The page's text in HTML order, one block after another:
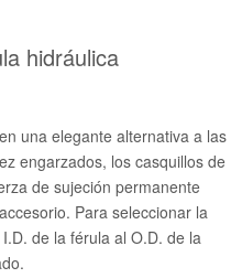
hidráulica
una elegante alternativa a las
engarzados, los casquillos de
de sujeción permanente
Para seleccionar la
de la férula al O.D. de la